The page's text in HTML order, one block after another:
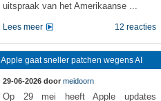
uitspraak van het Amerikaanse ...
12 reacties
Lees meer
Apple gaat sneller patchen wegens AI
29-06-2026 door meidoorn
Op 29 mei heeft Apple updates